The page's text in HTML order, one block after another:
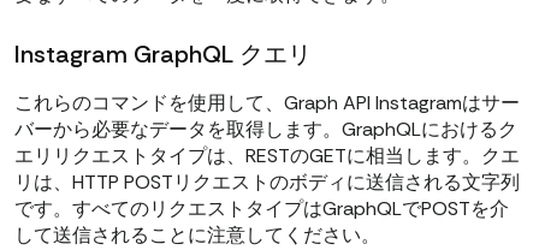
Instagram GraphQL クエリ
これらのコマンドを使用して、Graph API Instagramはサー
バーから必要なデータを取得します。GraphQLにおけるク
エリリクエストタイプは、RESTのGETに相当します。クエ
リは、HTTP POSTリクエストのボディに送信される文字列
です。すべてのリクエストタイプはGraphQLでPOSTを介
して送信されることに注意してください。